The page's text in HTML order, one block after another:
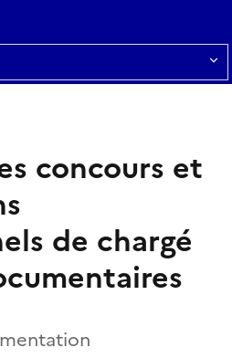
concours et
de chargé